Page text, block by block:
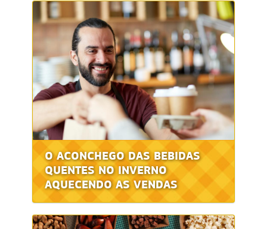
O ACONCHEGO DAS BEBIDAS
QUENTES NO INVERNO
AQUECENDO AS VENDAS